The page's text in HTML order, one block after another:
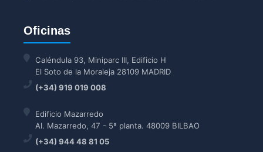
Oficinas
Caléndula 93, Miniparc III, Edificio H
El Soto de la Moraleja 28109 MADRID
(+34) 919 019 008
Edificio Mazarredo
Al. Mazarredo, 47 - 5ª planta. 48009 BILBAO
(+34) 944 48 81 05